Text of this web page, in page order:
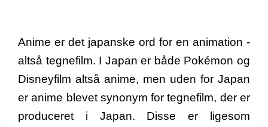
Anime er det japanske ord for en animation -
altså tegnefilm. I Japan er både Pokémon og
Disneyfilm altså anime, men uden for Japan
er anime blevet synonym for tegnefilm, der er
produceret i Japan. Disse er ligesom